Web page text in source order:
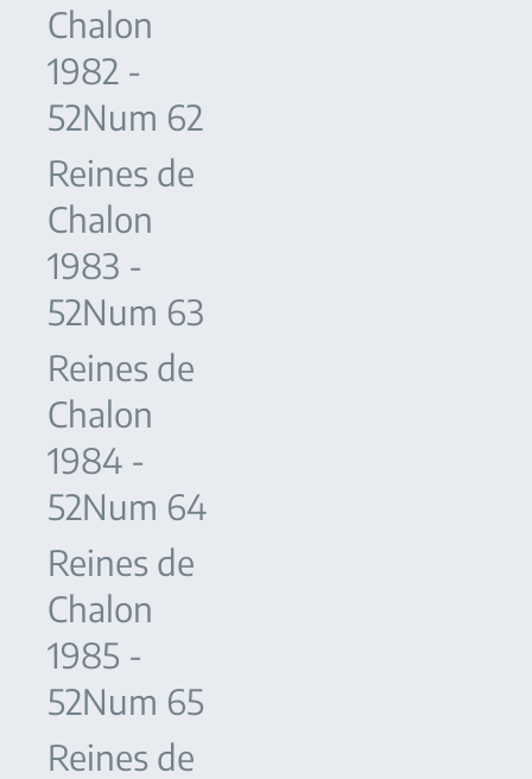
Chalon
1982 -
52Num 62
Reines de
Chalon
1983 -
52Num 63
Reines de
Chalon
1984 -
52Num 64
Reines de
Chalon
1985 -
52Num 65
Reines de